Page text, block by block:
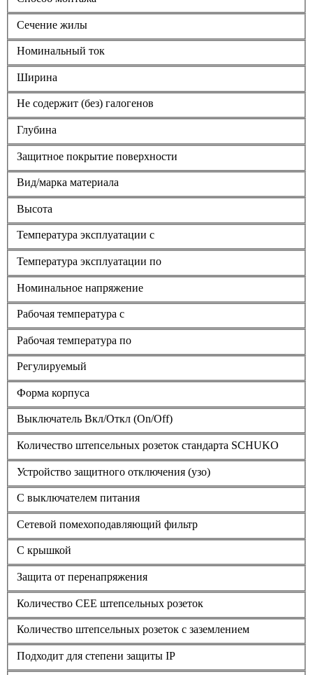
Сечение жилы
Номинальный ток
Ширина
Не содержит (без) галогенов
Глубина
Защитное покрытие поверхности
Вид/марка материала
Высота
Температура эксплуатации с
Температура эксплуатации по
Номинальное напряжение
Рабочая температура с
Рабочая температура по
Регулируемый
Форма корпуса
Выключатель Вкл/Откл (On/Off)
Количество штепсельных розеток стандарта SCHUKO
Устройство защитного отключения (узо)
С выключателем питания
Сетевой помехоподавляющий фильтр
С крышкой
Защита от перенапряжения
Количество CEE штепсельных розеток
Количество штепсельных розеток с заземлением
Подходит для степени защиты IP